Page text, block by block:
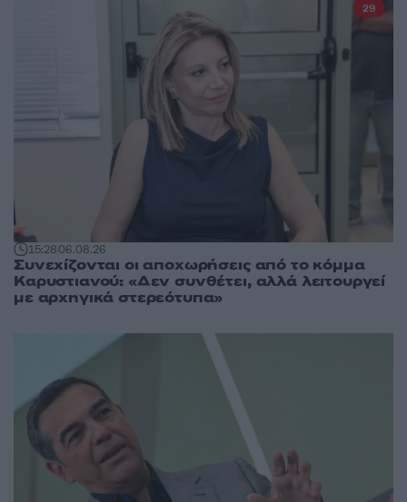
15:2806.08.26
Συνεχίζονται οι αποχωρήσεις από το κόμμα
Καρυστιανού: «Δεν συνθέτει, αλλά λειτουργεί
με αρχηγικά στερεότυπα»
29